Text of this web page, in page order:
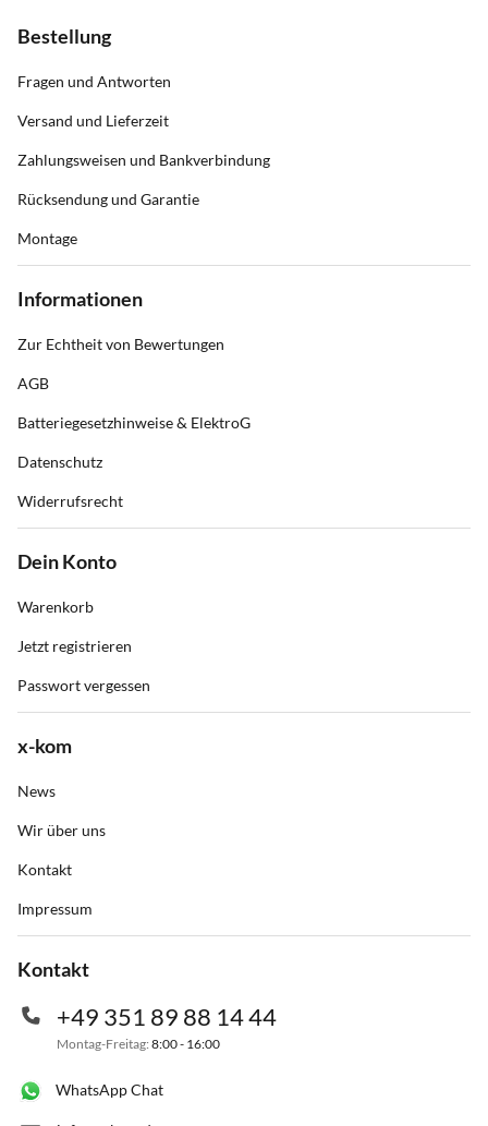
Bestellung
Fragen und Antworten
Versand und Lieferzeit
Zahlungsweisen und Bankverbindung
Rücksendung und Garantie
Montage
Informationen
Zur Echtheit von Bewertungen
AGB
Batteriegesetzhinweise & ElektroG
Datenschutz
Widerrufsrecht
Dein Konto
Warenkorb
Jetzt registrieren
Passwort vergessen
x-kom
News
Wir über uns
Kontakt
Impressum
Kontakt
+49 351 89 88 14 44
Montag-Freitag: 8:00 - 16:00
WhatsApp Chat